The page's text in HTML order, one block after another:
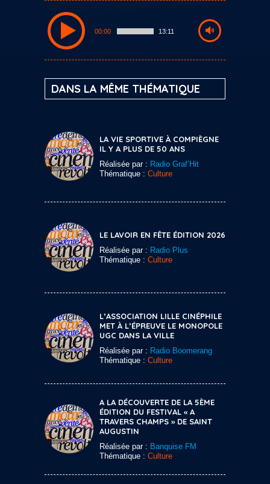
00:00 13:11
DANS LA MÊME THÉMATIQUE
LA VIE SPORTIVE À COMPIÈGNE
IL Y A PLUS DE 50 ANS
Réalisée par : Radio Graf’Hit
Thématique : Culture
LE LAVOIR EN FÊTE ÉDITION 2026
Réalisée par : Radio Plus
Thématique : Culture
L’ASSOCIATION LILLE CINÉPHILE
MET À L’ÉPREUVE LE MONOPOLE
UGC DANS LA VILLE
Réalisée par : Radio Boomerang
Thématique : Culture
A LA DÉCOUVERTE DE LA 5ÈME
ÉDITION DU FESTIVAL « A
TRAVERS CHAMPS » DE SAINT
AUGUSTIN
Réalisée par : Banquise FM
Thématique : Culture